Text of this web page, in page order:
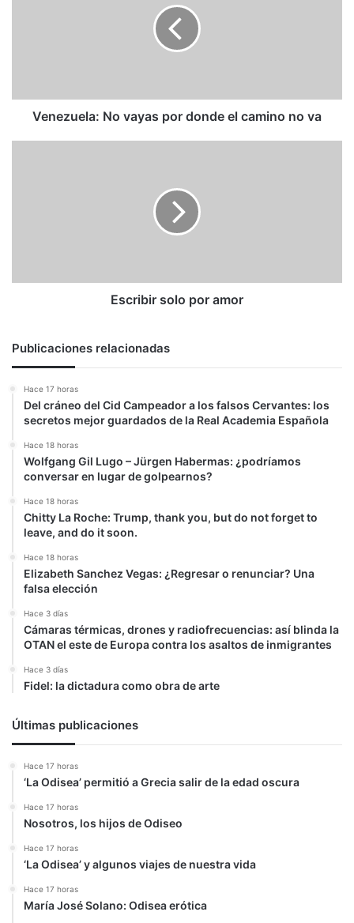
va
Venezuela: No vayas por donde el camino no va
Escribir solo por amor
Publicaciones relacionadas
Hace 17 horas
Del cráneo del Cid Campeador a los falsos Cervantes: los
secretos mejor guardados de la Real Academia Española
Hace 18 horas
Wolfgang Gil Lugo – Jürgen Habermas: ¿podríamos
conversar en lugar de golpearnos?
Hace 18 horas
Chitty La Roche: Trump, thank you, but do not forget to
leave, and do it soon.
Hace 18 horas
Elizabeth Sanchez Vegas: ¿Regresar o renunciar? Una
falsa elección
Hace 3 días
Cámaras térmicas, drones y radiofrecuencias: así blinda la
OTAN el este de Europa contra los asaltos de inmigrantes
Hace 3 días
Fidel: la dictadura como obra de arte
Últimas publicaciones
Hace 17 horas
‘La Odisea’ permitió a Grecia salir de la edad oscura
Hace 17 horas
Nosotros, los hijos de Odiseo
Hace 17 horas
‘La Odisea’ y algunos viajes de nuestra vida
Hace 17 horas
María José Solano: Odisea erótica